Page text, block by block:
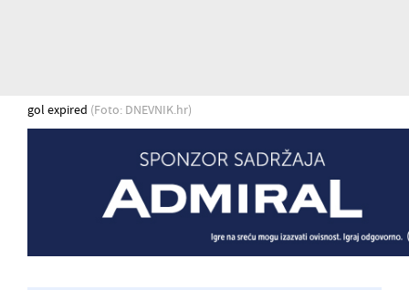
gol expired (Foto: DNEVNIK.hr)